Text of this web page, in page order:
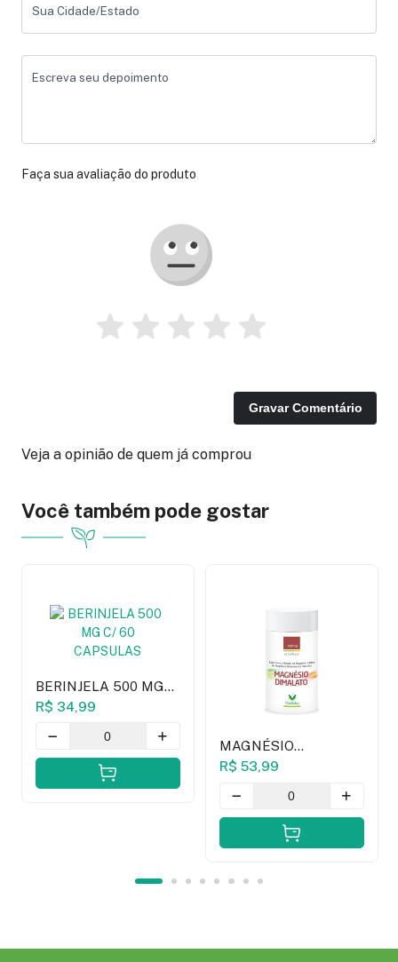
Sua Cidade/Estado
Escreva seu depoimento
Faça sua avaliação do produto
Gravar Comentário
Veja a opinião de quem já comprou
Você também pode gostar
BERINJELA 500 MG
C/ 60 CAPSULAS
R$ 34,99
MAGNÉSIO
DIMALATO
R$ 53,99